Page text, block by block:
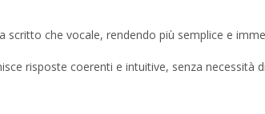
che vocale, rendendo più semplice e
risposte coerenti e intuitive, senza necessità